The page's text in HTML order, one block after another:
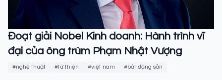
Đoạt giải Nobel Kinh doanh: Hành trình vĩ
đại của ông trùm Phạm Nhật Vượng
#nghệ thuật #từ thiện #việt nam #bất động sản